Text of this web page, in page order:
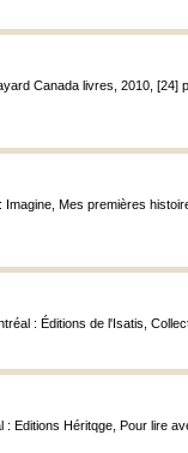
Canada livres, 2010, [24]
Imagine, Mes premières
: Éditions de l'Isatis,
: Editions Héritqge, Pour lire